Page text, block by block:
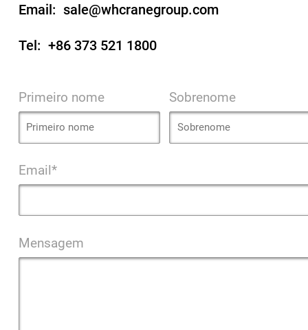
Email: sale@whcranegroup.com
Tel: +86 373 521 1800
Primeiro nome Sobrenome
Email*
Mensagem